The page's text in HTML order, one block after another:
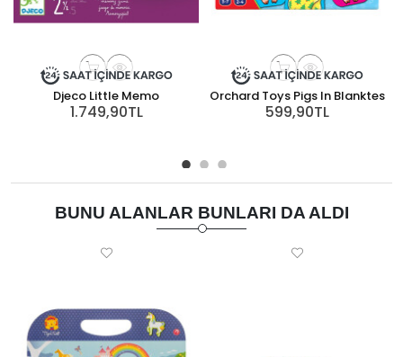
Djeco Little Memo
1.749,90TL
Orchard Toys Pigs In Blanktes
599,90TL
BUNU ALANLAR BUNLARI DA ALDI